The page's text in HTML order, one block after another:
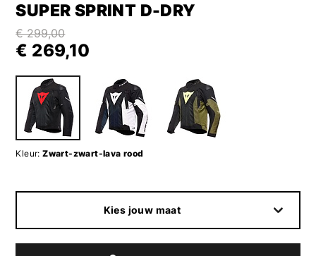
SUPER SPRINT D-DRY
€ 299,00
€ 269,10
Kleur: Zwart-zwart-lava rood
Kies jouw maat